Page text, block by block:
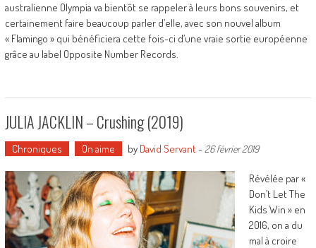
australienne Olympia va bientôt se rappeler à leurs bons souvenirs, et
certainement faire beaucoup parler d’elle, avec son nouvel album
« Flamingo » qui bénéficiera cette fois-ci d’une vraie sortie européenne
grâce au label Opposite Number Records.
JULIA JACKLIN – Crushing (2019)
Chroniques On aime by David Servant- 26 février 2019
Révélée par «
Don’t Let The
Kids Win » en
2016, on a du
mal à croire